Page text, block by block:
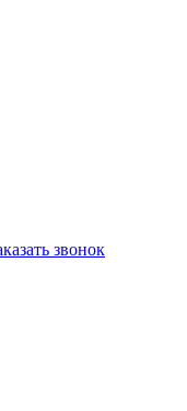
звонок